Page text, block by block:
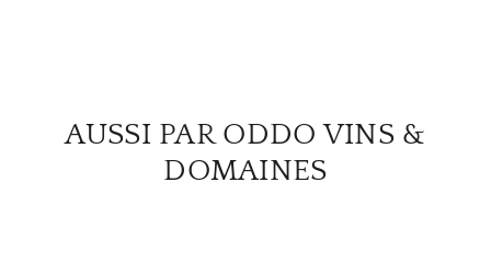
AUSSI PAR ODDO VINS &
DOMAINES